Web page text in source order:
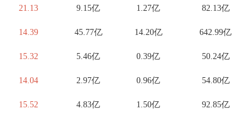
21.13 9.15亿 1.27亿 82.13亿
14.39 45.77亿 14.20亿 642.99亿
15.32 5.46亿 0.39亿 50.24亿
14.04 2.97亿 0.96亿 54.80亿
15.52 4.83亿 1.50亿 92.85亿